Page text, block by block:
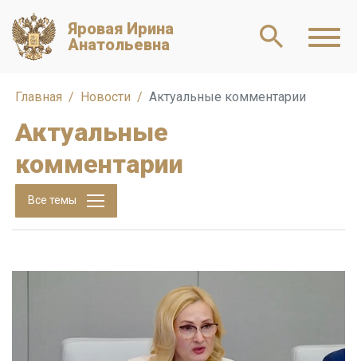
Яровая Ирина
Анатольевна
Главная Новости Актуальные комментарии
Актуальные
комментарии
Все темы